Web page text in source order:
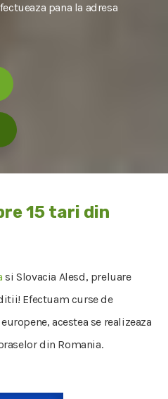
pana la adresa
15 tari din
si Slovacia Alesd, preluare
Efectuam curse de
acestea se realizeaza
din Romania.